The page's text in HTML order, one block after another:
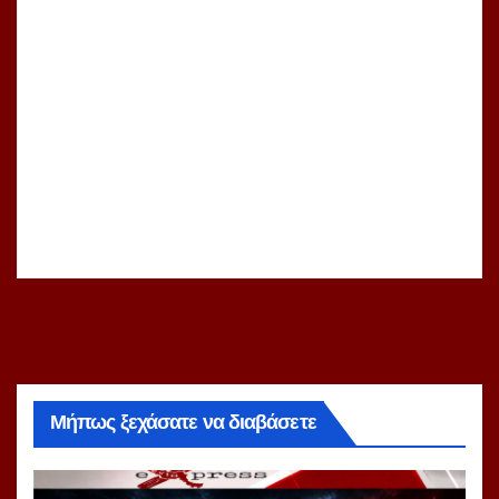
Μήπως ξεχάσατε να διαβάσετε